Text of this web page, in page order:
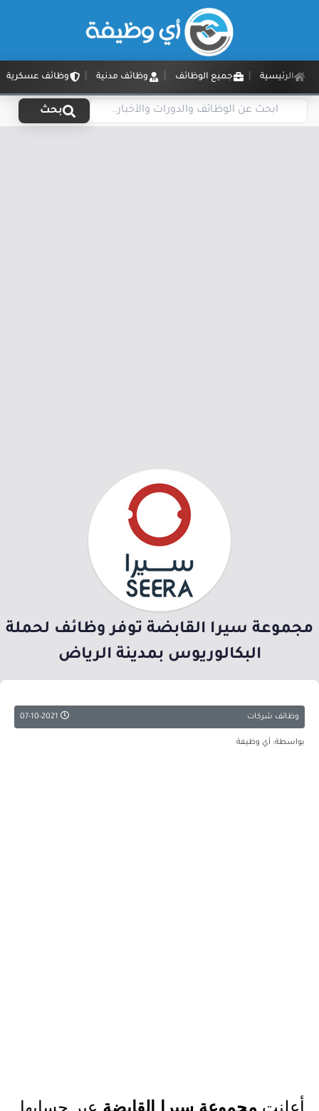
الرئيسية جميع الوظائف وظائف مدنية وظائف عسكرية
بحث
مجموعة سيرا القابضة توفر وظائف لحملة
البكالوريوس بمدينة الرياض
وظائف شركات
بواسطة: أي وظيفة
أعلنت مجموعة سيرا القابضة عبر حسابها